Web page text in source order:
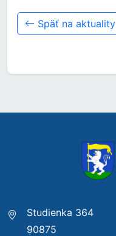
Späť na aktuality
Studienka 364
90875